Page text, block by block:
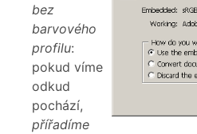
bez
barvového
profilu:
pokud víme
odkud
pochází,
přířadíme